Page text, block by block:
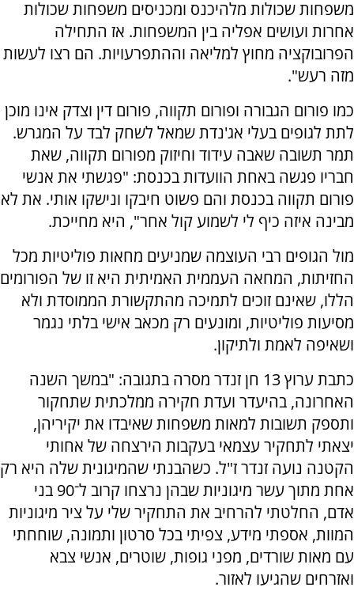
משפחות שכולות מלהיכנס ומכניסים משפחות שכולות
אחרות ועושים אפליה בין המשפחות. אז התחילה
הפרובוקציה מחוץ למליאה וההתפרעויות. הם רצו לעשות
מזה רעש".
כמו פורום הגבורה ופורום תקווה, פורום דין וצדק אינו מוכן
לתת לגופים בעלי אג'נדת שמאל לשחק לבד על המגרש.
תמר תשובה שאבה עידוד וחיזוק מפורום תקווה, שאת
חבריו פגשה באחת הוועדות בכנסת: "פגשתי את אנשי
פורום תקווה בכנסת והם פשוט חיבקו ונישקו אותי. את לא
מבינה איזה כיף לי לשמוע קול אחר", היא מחייכת.
מול הגופים רבי העוצמה שמניעים מחאות פוליטיות מכל
החזיתות, המחאה העממית האמיתית היא זו של הפורומים
הללו, שאינם זוכים לתמיכה מהתקשורת הממוסדת ולא
מסיעות פוליטיות, ומונעים רק מכאב אישי בלתי נגמר
ושאיפה לאמת ולתיקון.
כתבת ערוץ 13 חן זנדר מסרה בתגובה: "במשך השנה
האחרונה, בהיעדר ועדת חקירה ממלכתית שתחקור
ותספק תשובות למאות משפחות שאיבדו את יקיריהן,
יצאתי לתחקיר עצמאי בעקבות הירצחה של אחותי
הקטנה נועה זנדר ז"ל. כשהבנתי שהמיגונית שלה היא רק
אחת מתוך עשר מיגוניות שבהן נרצחו קרוב ל־90 בני
אדם, החלטתי להרחיב את התחקיר שלי על ציר מיגוניות
המוות, אספתי מידע, צפיתי בכל סרטון ותמונה, שוחחתי
עם מאות שורדים, מפני גופות, שוטרים, אנשי צבא
ואזרחים שהגיעו לאזור.